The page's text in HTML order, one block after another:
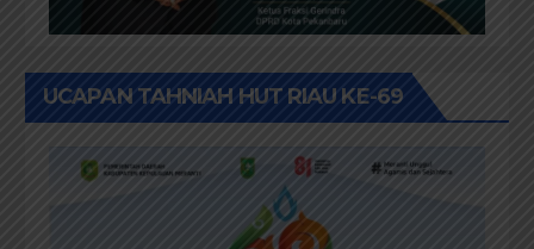
UCAPAN TAHNIAH HUT RIAU KE-69